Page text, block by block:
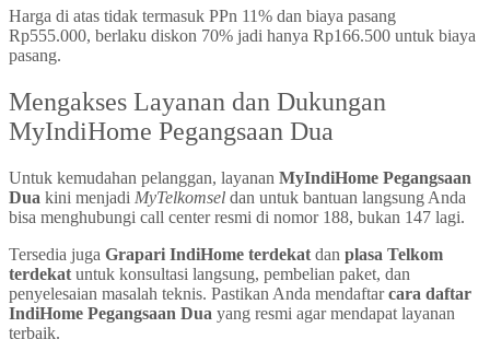
Harga di atas tidak termasuk PPn 11% dan biaya pasang
Rp555.000, berlaku diskon 70% jadi hanya Rp166.500 untuk biaya
pasang.
Mengakses Layanan dan Dukungan
MyIndiHome Pegangsaan Dua
Untuk kemudahan pelanggan, layanan MyIndiHome Pegangsaan
Dua kini menjadi MyTelkomsel dan untuk bantuan langsung Anda
bisa menghubungi call center resmi di nomor 188, bukan 147 lagi.
Tersedia juga Grapari IndiHome terdekat dan plasa Telkom
terdekat untuk konsultasi langsung, pembelian paket, dan
penyelesaian masalah teknis. Pastikan Anda mendaftarcara daftar
IndiHome Pegangsaan Dua yang resmi agar mendapat layanan
terbaik.